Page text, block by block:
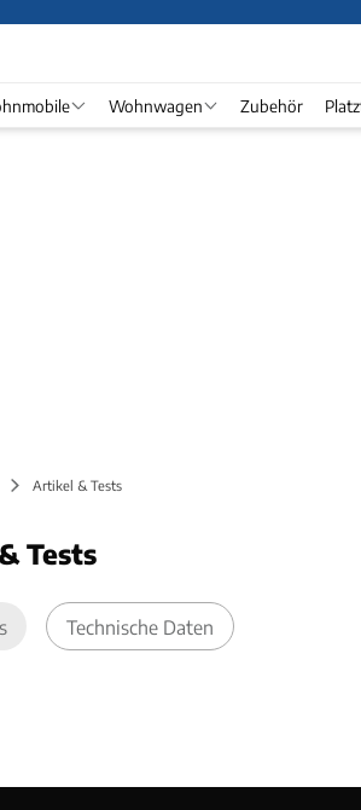
Wohnwagen Zubehör
Artikel & Tests
Tests
Technische Daten